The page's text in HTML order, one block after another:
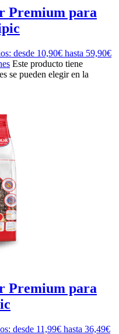
Premium para
desde 10,90€ hasta 59,90€
Este producto tiene
se pueden elegir en la
Premium para
desde 11,99€ hasta 36,49€